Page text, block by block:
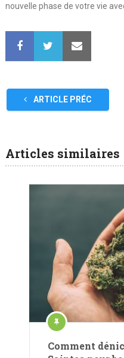
nouvelle phase de votre vie
ARTICLE PRÉC
Articles similaires
Comment